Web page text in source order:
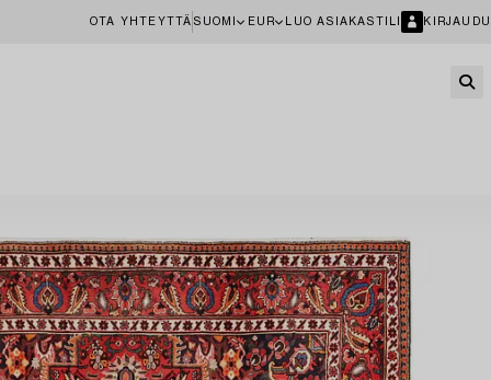
OTA YHTEYTTÄ SUOMI EUR LUO ASIAKASTILI KIRJAUDU